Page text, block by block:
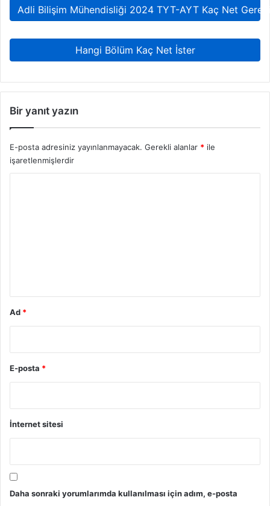
Adli Bilişim Mühendisliği 2024 TYT-AYT Kaç Net
Hangi Bölüm Kaç Net İster
Bir yanıt yazın
E-posta adresiniz yayınlanmayacak. Gerekli alanlar * ile
işaretlenmişlerdir
Ad *
E-posta *
İnternet sitesi
Daha sonraki yorumlarımda kullanılması için adım, e-posta